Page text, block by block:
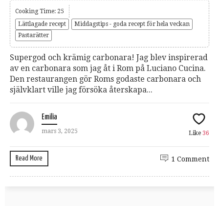
Cooking Time: 25
Lättlagade recept
Middagstips - goda recept för hela veckan
Pastarätter
Supergod och krämig carbonara! Jag blev inspirerad
av en carbonara som jag åt i Rom på Luciano Cucina.
Den restaurangen gör Roms godaste carbonara och
självklart ville jag försöka återskapa...
Emilia
mars 3, 2025 Like 36
Read More 1 Comment